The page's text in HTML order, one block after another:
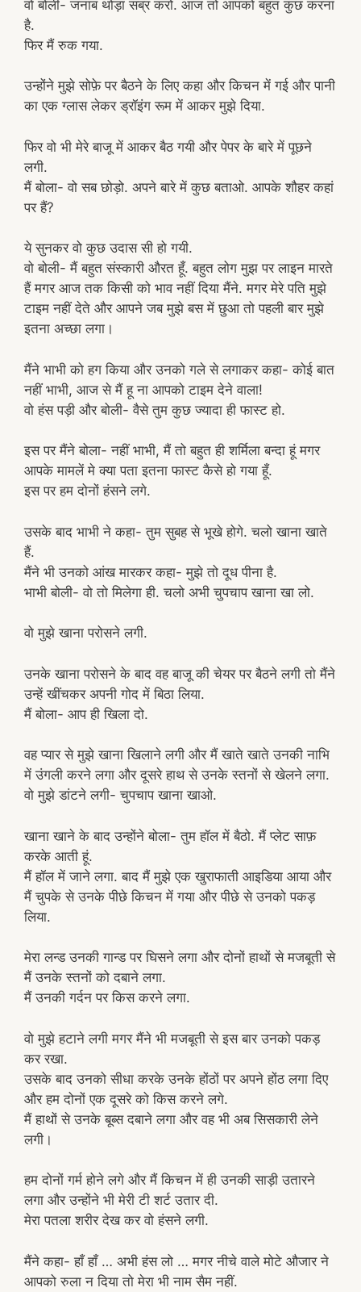
वो बोली- जनाब थोड़ा सब्र करो. आज तो आपको बहुत कुछ करना
है.
फिर मैं रुक गया.
उन्होंने मुझे सोफ़े पर बैठने के लिए कहा और किचन में गई और पानी
का एक ग्लास लेकर ड्रॉइंग रूम में आकर मुझे दिया.
फिर वो भी मेरे बाजू में आकर बैठ गयी और पेपर के बारे में पूछने
लगी.
मैं बोला- वो सब छोड़ो. अपने बारे में कुछ बताओ. आपके शौहर कहां
पर हैं?
ये सुनकर वो कुछ उदास सी हो गयी.
वो बोली- मैं बहुत संस्कारी औरत हूँ. बहुत लोग मुझ पर लाइन मारते
हैं मगर आज तक किसी को भाव नहीं दिया मैंने. मगर मेरे पति मुझे
टाइम नहीं देते और आपने जब मुझे बस में छुआ तो पहली बार मुझे
इतना अच्छा लगा।
मैंने भाभी को हग किया और उनको गले से लगाकर कहा- कोई बात
नहीं भाभी, आज से मैं हू ना आपको टाइम देने वाला!
वो हंस पड़ी और बोली- वैसे तुम कुछ ज्यादा ही फास्ट हो.
इस पर मैंने बोला- नहीं भाभी, मैं तो बहुत ही शर्मिला बन्दा हूं मगर
आपके मामलें मे क्या पता इतना फास्ट कैसे हो गया हूँ.
इस पर हम दोनों हंसने लगे.
उसके बाद भाभी ने कहा- तुम सुबह से भूखे होगे. चलो खाना खाते
हैं.
मैंने भी उनको आंख मारकर कहा- मुझे तो दूध पीना है.
भाभी बोली- वो तो मिलेगा ही. चलो अभी चुपचाप खाना खा लो.
वो मुझे खाना परोसने लगी.
उनके खाना परोसने के बाद वह बाजू की चेयर पर बैठने लगी तो मैंने
उन्हें खींचकर अपनी गोद में बिठा लिया.
मैं बोला- आप ही खिला दो.
वह प्यार से मुझे खाना खिलाने लगी और मैं खाते खाते उनकी नाभि
में उंगली करने लगा और दूसरे हाथ से उनके स्तनों से खेलने लगा.
वो मुझे डांटने लगी- चुपचाप खाना खाओ.
खाना खाने के बाद उन्होंने बोला- तुम हॉल में बैठो. मैं प्लेट साफ़
करके आती हूं.
मैं हॉल में जाने लगा. बाद मैं मुझे एक खुराफाती आइडिया आया और
मैं चुपके से उनके पीछे किचन में गया और पीछे से उनको पकड़
लिया.
मेरा लन्ड उनकी गान्ड पर घिसने लगा और दोनों हाथों से मजबूती से
मैं उनके स्तनों को दबाने लगा.
मैं उनकी गर्दन पर किस करने लगा.
वो मुझे हटाने लगी मगर मैंने भी मजबूती से इस बार उनको पकड़
कर रखा.
उसके बाद उनको सीधा करके उनके होंठों पर अपने होंठ लगा दिए
और हम दोनों एक दूसरे को किस करने लगे.
मैं हाथों से उनके बूब्स दबाने लगा और वह भी अब सिसकारी लेने
लगी।
हम दोनों गर्म होने लगे और मैं किचन में ही उनकी साड़ी उतारने
लगा और उन्होंने भी मेरी टी शर्ट उतार दी.
मेरा पतला शरीर देख कर वो हंसने लगी.
मैंने कहा- हाँ हाँ … अभी हंस लो … मगर नीचे वाले मोटे औजार ने
आपको रुला न दिया तो मेरा भी नाम सैम नहीं.